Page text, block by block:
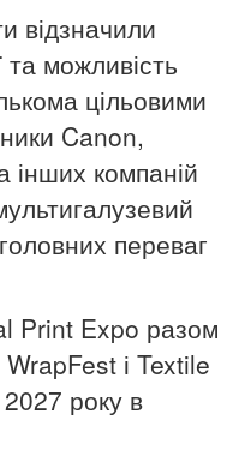
відзначили
та можливість
цільовими
Canon,
інших компаній
переваг
Print Expo разом
і Textile
2027 року в